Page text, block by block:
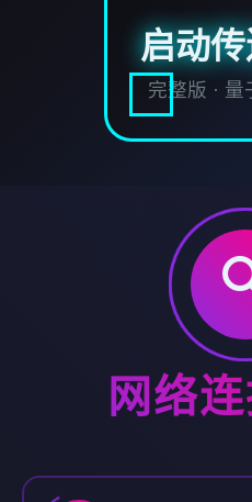
启动
完整版 ·
网络